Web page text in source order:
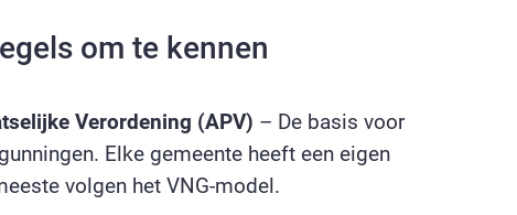
om te kennen
Verordening (APV) – De basis voor
Elke gemeente heeft een eigen
volgen het VNG-model.